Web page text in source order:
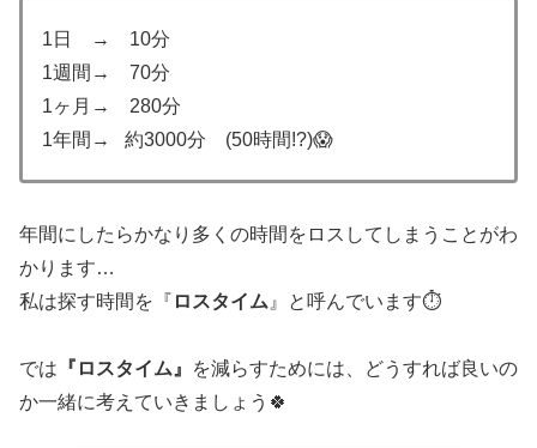
1日 → 10分
1週間→ 70分
1ヶ月→ 280分
1年間→ 約3000分 (50時間!?)😱
年間にしたらかなり多くの時間をロスしてしまうことがわ
かります…
私は探す時間を『 ロスタイム 』と呼んでいます⏱
では 『ロスタイム』
を減らすためには、どうすれば良いの
か一緒に考えていきましょう🍀